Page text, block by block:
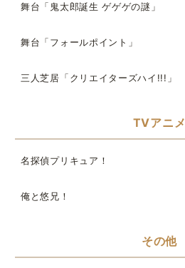
舞台「鬼太郎誕生 ゲゲゲの謎」
舞台「フォールポイント」
三人芝居「クリエイターズハイ!!!」
TVアニメ
名探偵プリキュア！
俺と悠兄！
その他